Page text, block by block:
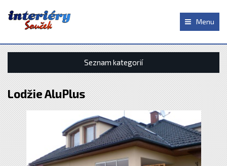
Menu
Seznam kategorií
Lodžie AluPlus